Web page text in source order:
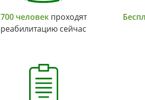
700 человекпроходят
реабилитацию сейчас